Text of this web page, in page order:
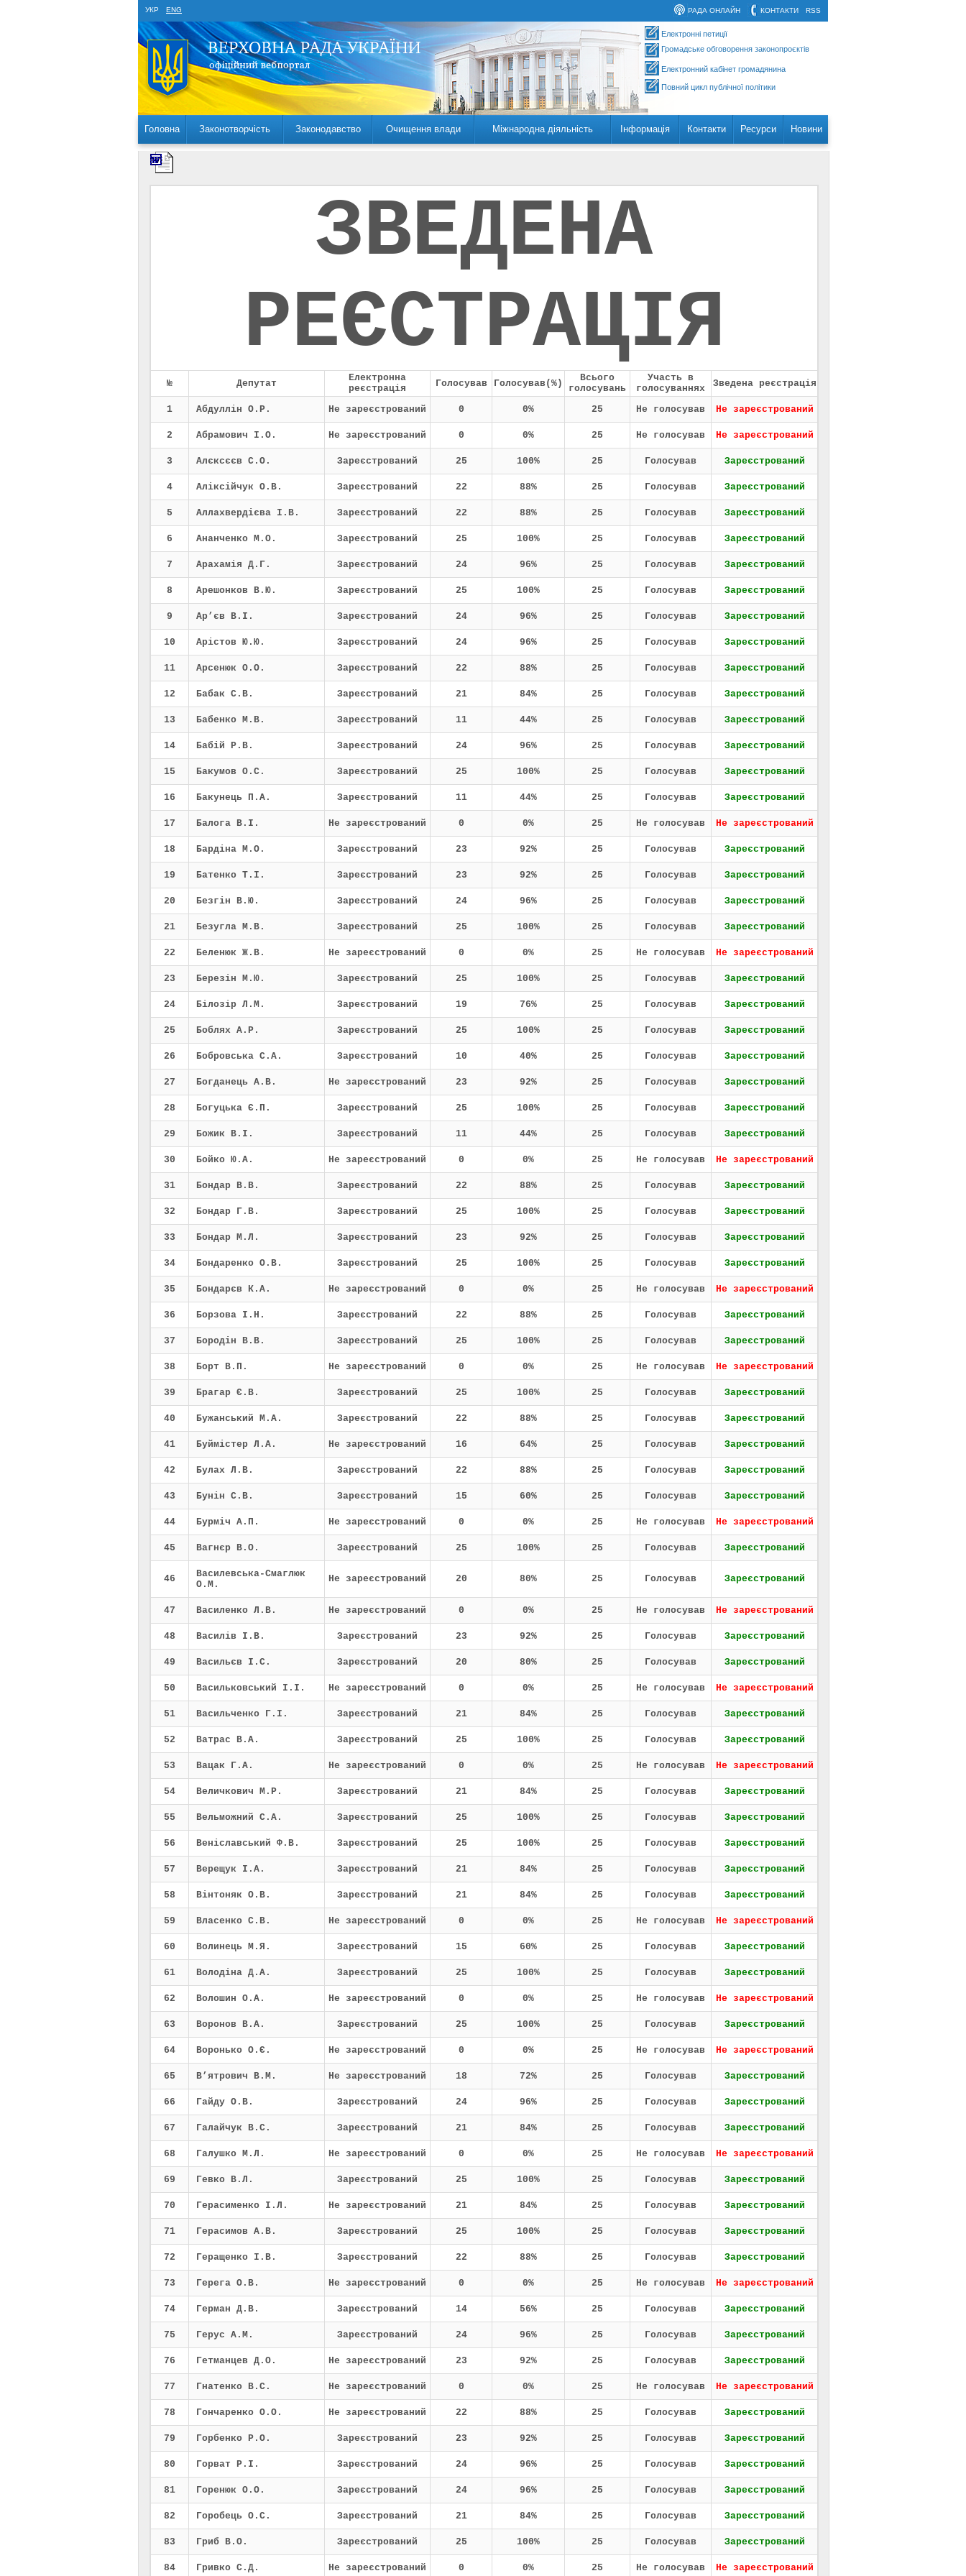
УКР ENG RSS
КОНТАКТИ
РАДА ОНЛАЙН
Електронні петиції
Громадське обговорення законопроєктів
Електронний кабінет громадянина
Повний цикл публічної політики
Головна Законотворчість Законодавство Очищення влади Міжнародна діяльність Інформація Контакти Ресурси Новини
ЗВЕДЕНА
РЕЄСТРАЦІЯ
№ Депутат
Електронна
реєстрація
Голосував Голосував(%)
Всього
голосувань
Участь в
голосуваннях
Зведена реєстрація
1 Абдуллін О.Р. Не зареєстрований 0 0% 25 Не голосував Не зареєстрований
2 Абрамович І.О. Не зареєстрований 0 0% 25 Не голосував Не зареєстрований
3 Алєксєєв С.О. Зареєстрований 25 100% 25 Голосував Зареєстрований
4 Аліксійчук О.В. Зареєстрований 22 88% 25 Голосував Зареєстрований
5 Аллахвердієва І.В. Зареєстрований 22 88% 25 Голосував Зареєстрований
6 Ананченко М.О. Зареєстрований 25 100% 25 Голосував Зареєстрований
7 Арахамія Д.Г. Зареєстрований 24 96% 25 Голосував Зареєстрований
8 Арешонков В.Ю. Зареєстрований 25 100% 25 Голосував Зареєстрований
9 Ар’єв В.І. Зареєстрований 24 96% 25 Голосував Зареєстрований
10 Арістов Ю.Ю. Зареєстрований 24 96% 25 Голосував Зареєстрований
11 Арсенюк О.О. Зареєстрований 22 88% 25 Голосував Зареєстрований
12 Бабак С.В. Зареєстрований 21 84% 25 Голосував Зареєстрований
13 Бабенко М.В. Зареєстрований 11 44% 25 Голосував Зареєстрований
14 Бабій Р.В. Зареєстрований 24 96% 25 Голосував Зареєстрований
15 Бакумов О.С. Зареєстрований 25 100% 25 Голосував Зареєстрований
16 Бакунець П.А. Зареєстрований 11 44% 25 Голосував Зареєстрований
17 Балога В.І. Не зареєстрований 0 0% 25 Не голосував Не зареєстрований
18 Бардіна М.О. Зареєстрований 23 92% 25 Голосував Зареєстрований
19 Батенко Т.І. Зареєстрований 23 92% 25 Голосував Зареєстрований
20 Безгін В.Ю. Зареєстрований 24 96% 25 Голосував Зареєстрований
21 Безугла М.В. Зареєстрований 25 100% 25 Голосував Зареєстрований
22 Беленюк Ж.В. Не зареєстрований 0 0% 25 Не голосував Не зареєстрований
23 Березін М.Ю. Зареєстрований 25 100% 25 Голосував Зареєстрований
24 Білозір Л.М. Зареєстрований 19 76% 25 Голосував Зареєстрований
25 Боблях А.Р. Зареєстрований 25 100% 25 Голосував Зареєстрований
26 Бобровська С.А. Зареєстрований 10 40% 25 Голосував Зареєстрований
27 Богданець А.В. Не зареєстрований 23 92% 25 Голосував Зареєстрований
28 Богуцька Є.П. Зареєстрований 25 100% 25 Голосував Зареєстрований
29 Божик В.І. Зареєстрований 11 44% 25 Голосував Зареєстрований
30 Бойко Ю.А. Не зареєстрований 0 0% 25 Не голосував Не зареєстрований
31 Бондар В.В. Зареєстрований 22 88% 25 Голосував Зареєстрований
32 Бондар Г.В. Зареєстрований 25 100% 25 Голосував Зареєстрований
33 Бондар М.Л. Зареєстрований 23 92% 25 Голосував Зареєстрований
34 Бондаренко О.В. Зареєстрований 25 100% 25 Голосував Зареєстрований
35 Бондарєв К.А. Не зареєстрований 0 0% 25 Не голосував Не зареєстрований
36 Борзова І.Н. Зареєстрований 22 88% 25 Голосував Зареєстрований
37 Бородін В.В. Зареєстрований 25 100% 25 Голосував Зареєстрований
38 Борт В.П. Не зареєстрований 0 0% 25 Не голосував Не зареєстрований
39 Брагар Є.В. Зареєстрований 25 100% 25 Голосував Зареєстрований
40 Бужанський М.А. Зареєстрований 22 88% 25 Голосував Зареєстрований
41 Буймістер Л.А. Не зареєстрований 16 64% 25 Голосував Зареєстрований
42 Булах Л.В. Зареєстрований 22 88% 25 Голосував Зареєстрований
43 Бунін С.В. Зареєстрований 15 60% 25 Голосував Зареєстрований
44 Бурміч А.П. Не зареєстрований 0 0% 25 Не голосував Не зареєстрований
45 Вагнєр В.О. Зареєстрований 25 100% 25 Голосував Зареєстрований
46
Василевська-Смаглюк
О.М.
Не зареєстрований 20 80% 25 Голосував Зареєстрований
47 Василенко Л.В. Не зареєстрований 0 0% 25 Не голосував Не зареєстрований
48 Василів І.В. Зареєстрований 23 92% 25 Голосував Зареєстрований
49 Васильєв І.С. Зареєстрований 20 80% 25 Голосував Зареєстрований
50 Васильковський І.І. Не зареєстрований 0 0% 25 Не голосував Не зареєстрований
51 Васильченко Г.І. Зареєстрований 21 84% 25 Голосував Зареєстрований
52 Ватрас В.А. Зареєстрований 25 100% 25 Голосував Зареєстрований
53 Вацак Г.А. Не зареєстрований 0 0% 25 Не голосував Не зареєстрований
54 Величкович М.Р. Зареєстрований 21 84% 25 Голосував Зареєстрований
55 Вельможний С.А. Зареєстрований 25 100% 25 Голосував Зареєстрований
56 Веніславський Ф.В. Зареєстрований 25 100% 25 Голосував Зареєстрований
57 Верещук І.А. Зареєстрований 21 84% 25 Голосував Зареєстрований
58 Вінтоняк О.В. Зареєстрований 21 84% 25 Голосував Зареєстрований
59 Власенко С.В. Не зареєстрований 0 0% 25 Не голосував Не зареєстрований
60 Волинець М.Я. Зареєстрований 15 60% 25 Голосував Зареєстрований
61 Володіна Д.А. Зареєстрований 25 100% 25 Голосував Зареєстрований
62 Волошин О.А. Не зареєстрований 0 0% 25 Не голосував Не зареєстрований
63 Воронов В.А. Зареєстрований 25 100% 25 Голосував Зареєстрований
64 Воронько О.Є. Не зареєстрований 0 0% 25 Не голосував Не зареєстрований
65 В’ятрович В.М. Не зареєстрований 18 72% 25 Голосував Зареєстрований
66 Гайду О.В. Зареєстрований 24 96% 25 Голосував Зареєстрований
67 Галайчук В.С. Зареєстрований 21 84% 25 Голосував Зареєстрований
68 Галушко М.Л. Не зареєстрований 0 0% 25 Не голосував Не зареєстрований
69 Гевко В.Л. Зареєстрований 25 100% 25 Голосував Зареєстрований
70 Герасименко І.Л. Не зареєстрований 21 84% 25 Голосував Зареєстрований
71 Герасимов А.В. Зареєстрований 25 100% 25 Голосував Зареєстрований
72 Геращенко І.В. Зареєстрований 22 88% 25 Голосував Зареєстрований
73 Герега О.В. Не зареєстрований 0 0% 25 Не голосував Не зареєстрований
74 Герман Д.В. Зареєстрований 14 56% 25 Голосував Зареєстрований
75 Герус А.М. Зареєстрований 24 96% 25 Голосував Зареєстрований
76 Гетманцев Д.О. Не зареєстрований 23 92% 25 Голосував Зареєстрований
77 Гнатенко В.С. Не зареєстрований 0 0% 25 Не голосував Не зареєстрований
78 Гончаренко О.О. Не зареєстрований 22 88% 25 Голосував Зареєстрований
79 Горбенко Р.О. Зареєстрований 23 92% 25 Голосував Зареєстрований
80 Горват Р.І. Зареєстрований 24 96% 25 Голосував Зареєстрований
81 Горенюк О.О. Зареєстрований 24 96% 25 Голосував Зареєстрований
82 Горобець О.С. Зареєстрований 21 84% 25 Голосував Зареєстрований
83 Гриб В.О. Зареєстрований 25 100% 25 Голосував Зареєстрований
84 Гривко С.Д. Не зареєстрований 0 0% 25 Не голосував Не зареєстрований